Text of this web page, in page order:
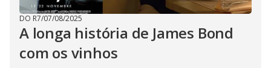
DO R7/07/08/2025
A longa história de James Bond
com os vinhos